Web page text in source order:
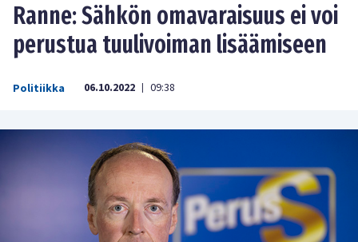
Ranne: Sähkön omavaraisuus ei voi
perustua tuulivoiman lisäämiseen
Politiikka 06.10.2022 | 09:38